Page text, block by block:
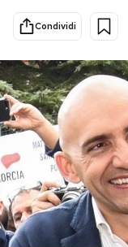
Cultura
Economia
Sport
PODCAST
NEWSLETTER
I MIEI PREFERITI
Condividi